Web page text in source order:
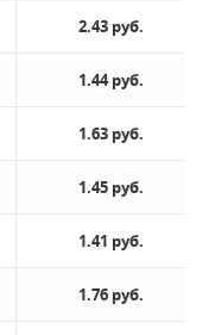
2.43 руб.
1.44 руб.
1.63 руб.
1.45 руб.
1.41 руб.
1.76 руб.